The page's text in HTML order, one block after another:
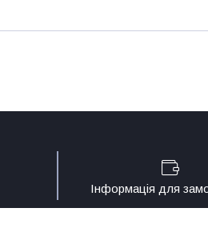
Інформація для